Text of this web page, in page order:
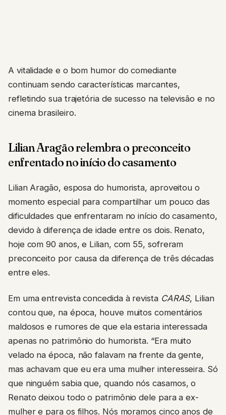
A vitalidade e o bom humor do comediante
continuam sendo características marcantes,
refletindo sua trajetória de sucesso na televisão e no
cinema brasileiro.
Lilian Aragão relembra o preconceito
enfrentado no início do casamento
Lilian Aragão, esposa do humorista, aproveitou o
momento especial para compartilhar um pouco das
dificuldades que enfrentaram no início do casamento,
devido à diferença de idade entre os dois. Renato,
hoje com 90 anos, e Lilian, com 55, sofreram
preconceito por causa da diferença de três décadas
entre eles.
Em uma entrevista concedida à revista CARAS, Lilian
contou que, na época, houve muitos comentários
maldosos e rumores de que ela estaria interessada
apenas no patrimônio do humorista. “Era muito
velado na época, não falavam na frente da gente,
mas achavam que eu era uma mulher interesseira. Só
que ninguém sabia que, quando nós casamos, o
Renato deixou todo o patrimônio dele para a ex-
mulher e para os filhos. Nós moramos cinco anos de